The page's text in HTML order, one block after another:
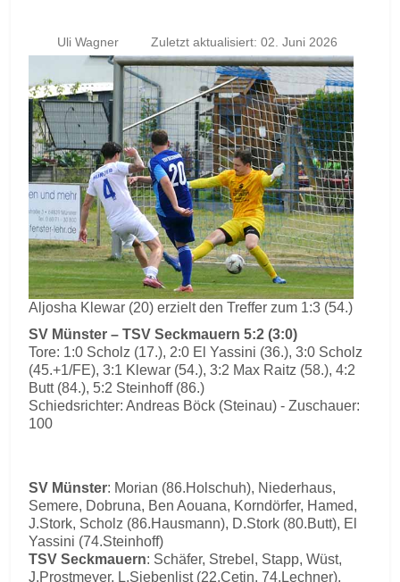
Uli Wagner Zuletzt aktualisiert: 02. Juni 2026
Aljosha Klewar (20) erzielt den Treffer zum 1:3 (54.)
SV Münster – TSV Seckmauern 5:2 (3:0)
Tore: 1:0 Scholz (17.), 2:0 El Yassini (36.), 3:0 Scholz
(45.+1/FE), 3:1 Klewar (54.), 3:2 Max Raitz (58.), 4:2
Butt (84.), 5:2 Steinhoff (86.)
Schiedsrichter: Andreas Böck (Steinau) - Zuschauer:
100
SV Münster: Morian (86.Holschuh), Niederhaus,
Semere, Dobruna, Ben Aouana, Korndörfer, Hamed,
J.Stork, Scholz (86.Hausmann), D.Stork (80.Butt), El
Yassini (74.Steinhoff)
TSV Seckmauern: Schäfer, Strebel, Stapp, Wüst,
J.Prostmeyer, L.Siebenlist (22.Cetin, 74.Lechner),